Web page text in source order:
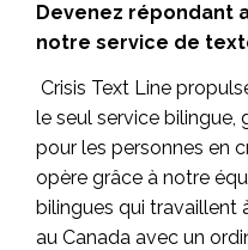
Devenez répondant
notre service de
Crisis Text Line
le seul service
pour les personnes en
opère grâce à notre
bilingues qui travaillent
au Canada avec un